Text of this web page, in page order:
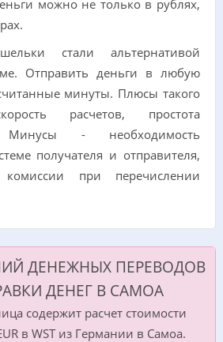
можно не только в рублях,
стали альтернативой
Отправить деньги в любую
минуты. Плюсы такого
расчетов, простота
Минусы - необходимость
получателя и отправителя,
комиссии при перечислении
ДЕНЕЖНЫХ ПЕРЕВОДОВ
ДЕНЕГ В САМОА
содержит расчет стоимости
в WST из Германии в Самоа.